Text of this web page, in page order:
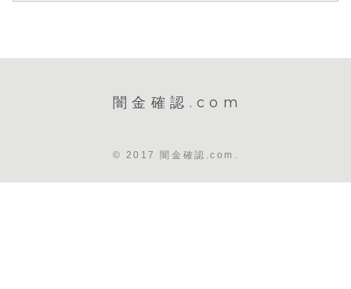
闇金確認.com
© 2017 闇金確認.com.